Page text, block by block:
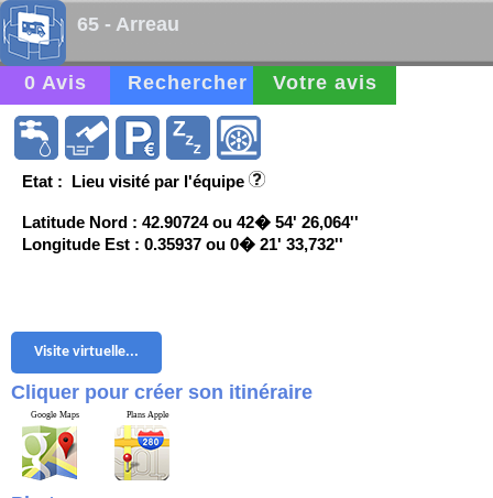
65 - Arreau
0 Avis Rechercher Votre avis
Etat : Lieu visité par l'équipe
Latitude Nord : 42.90724 ou 42� 54' 26,064''
Longitude Est : 0.35937 ou 0� 21' 33,732''
Visite virtuelle...
Cliquer pour créer son itinéraire
Google Maps Plans Apple